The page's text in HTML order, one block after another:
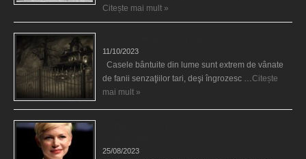
Citește mai mult »
11/10/2023
Casele bântuite din lume sunt extrem de vânate
de fanii senzaţiilor tari, deşi îngrozesc …Citește
mai mult »
25/08/2023